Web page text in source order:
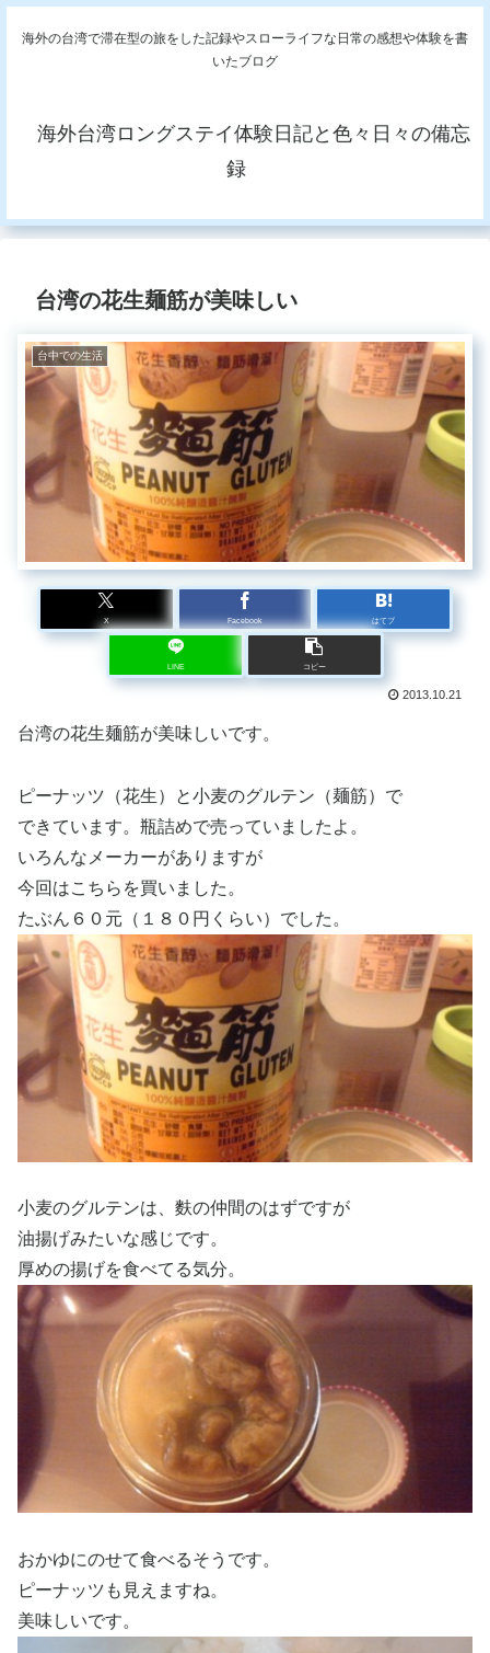
海外の台湾で滞在型の旅をした記録やスローライフな日常の感想や体験を書
いたブログ
海外台湾ロングステイ体験日記と色々日々の備忘
録
台湾の花生麺筋が美味しい
台中での生活
X Facebook はてブ
LINE コピー
2013.10.21
台湾の花生麺筋が美味しいです。
ピーナッツ（花生）と小麦のグルテン（麺筋）で
できています。瓶詰めで売っていましたよ。
いろんなメーカーがありますが
今回はこちらを買いました。
たぶん６０元（１８０円くらい）でした。
小麦のグルテンは、麩の仲間のはずですが
油揚げみたいな感じです。
厚めの揚げを食べてる気分。
おかゆにのせて食べるそうです。
ピーナッツも見えますね。
美味しいです。